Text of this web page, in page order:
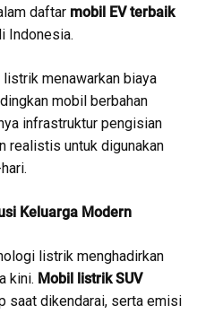
daftar mobil EV terbaik
Indonesia.
menawarkan biaya
mobil berbahan
infrastruktur pengisian
realistis untuk digunakan
Keluarga Modern
listrik menghadirkan
kini. Mobil listrik SUV
saat dikendarai, serta emisi